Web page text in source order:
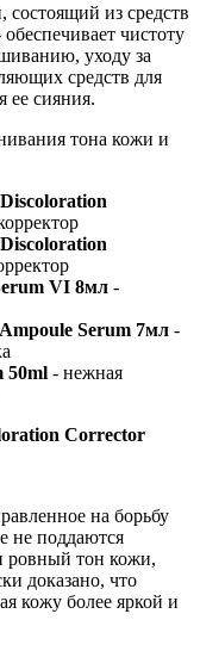
из средств
чистоту
уходу за
средств для
ее сияния.
тона кожи и
VI 8мл -
Serum 7мл -
50ml - нежная
Corrector
на борьбу
не поддаются
ровный тон кожи,
доказано, что
кожу более яркой и